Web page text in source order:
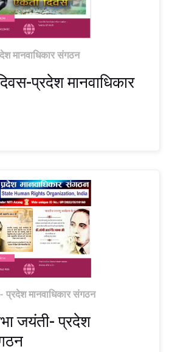
मानवाधिकार संगठन
प्रदेश मानवाधिकार
प्रदेश मानवाधिकार संगठन
जयंती- प्रदेश